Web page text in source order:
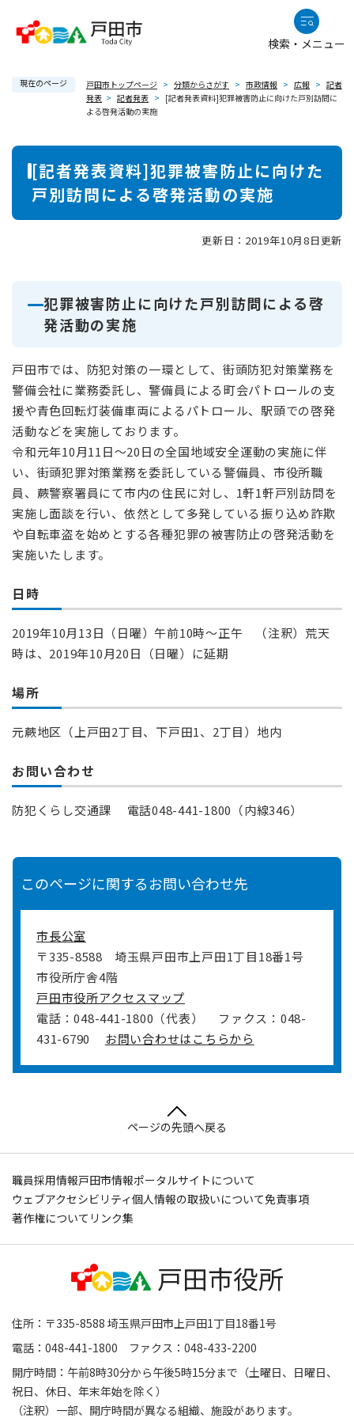
検索・メニュー
現在のページ 戸田市トップページ > 分類からさがす > 市政情報 > 広報 > 記者
発表 > 記者発表 > [記者発表資料]犯罪被害防止に向けた戸別訪問に
よる啓発活動の実施
本
[記者発表資料]犯罪被害防止に向けた
戸別訪問による啓発活動の実施
更新日：2019年10月8日更新
犯罪被害防止に向けた戸別訪問による啓
発活動の実施
戸田市では、防犯対策の一環として、街頭防犯対策業務を
警備会社に業務委託し、警備員による町会パトロールの支
援や青色回転灯装備車両によるパトロール、駅頭での啓発
活動などを実施しております。
令和元年10月11日～20日の全国地域安全運動の実施に伴
い、街頭犯罪対策業務を委託している警備員、市役所職
員、蕨警察署員にて市内の住民に対し、1軒1軒戸別訪問を
実施し面談を行い、依然として多発している振り込め詐欺
や自転車盗を始めとする各種犯罪の被害防止の啓発活動を
実施いたします。
日時
2019年10月13日（日曜）午前10時～正午 （注釈）荒天
時は、2019年10月20日（日曜）に延期
場所
元蕨地区（上戸田2丁目、下戸田1、2丁目）地内
お問い合わせ
防犯くらし交通課 電話048-441-1800（内線346）
このページに関するお問い合わせ先
市長公室
〒335-8588
埼玉県戸田市上戸田1丁目18番1号
市役所庁舎4階
戸田市役所アクセスマップ
電話：048-441-1800（代表）
ファクス：048-
431-6790
お問い合わせはこちらから
ページの先頭へ戻る
職員採用情報戸田市情報ポータルサイトについて
ウェブアクセシビリティ個人情報の取扱いについて免責事項
著作権について リンク集
住所：〒335-8588 埼玉県戸田市上戸田1丁目18番1号
電話：048-441-1800 ファクス：048-433-2200
開庁時間：午前8時30分から午後5時15分まで（土曜日、日曜日、
祝日、休日、年末年始を除く）
（注釈）一部、開庁時間が異なる組織、施設があります。